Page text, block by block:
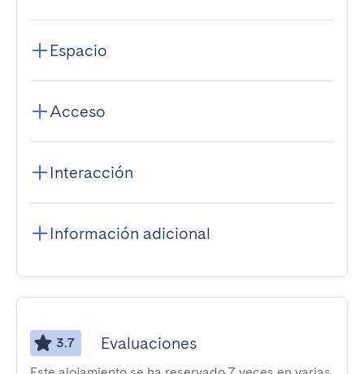
Espacio
Acceso
Interacción
Información adicional
3.7 Evaluaciones